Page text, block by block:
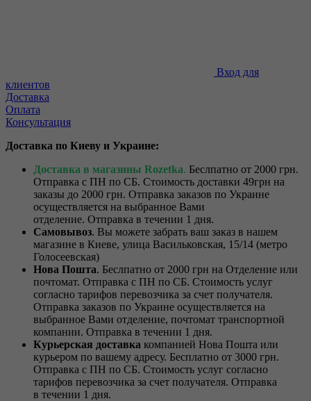
Вход для
клиентов
Доставка
Оплата
Консультация
Доставка по Киеву и Украине:
Доставка в магазины Rozetka. Беслпатно от 2000 грн.
Отправка с ПН по СБ. Стоимость доставки 49грн на
заказы до 2000 грн. Отправка заказов по Украине
осуществляется на выбранное Вами
отделение. Отправка в течении 1 дня.
Самовывоз. Вы можете забрать ваш заказ в нашем
магазине в Киеве, улица Васильковская, 15/14 (метро
Голосеевская)
Нова Пошта. Беслпатно от 2000 грн на Отделение или
почтомат. Отправка с ПН по СБ. Стоимость услуг
согласно тарифов перевозчика за счет получателя.
Отправка заказов по Украине осуществляется на
выбранное Вами отделение, почтомат транспортной
компании. Отправка в течении 1 дня.
Курьерская доставка компанией Нова Пошта или
курьером по вашему адресу. Бесплатно от 3000 грн.
Отправка с ПН по СБ. Стоимость услуг согласно
тарифов перевозчика за счет получателя. Отправка
в течении 1 дня.